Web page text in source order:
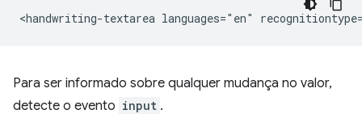
Para ser informado sobre qualquer mudança no valor,
detecte o evento input .